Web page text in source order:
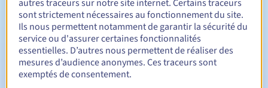
Durée de renouvellement Entre 1 et 10 ans
Période de rédemption
autres traceurs sur notre site internet. Certains traceurs
sont strictement nécessaires au fonctionnement du site.
Ils nous permettent notamment de garantir la sécurité du
service ou d'assurer certaines fonctionnalités
essentielles. D’autres nous permettent de réaliser des
mesures d’audience anonymes. Ces traceurs sont
exemptés de consentement.